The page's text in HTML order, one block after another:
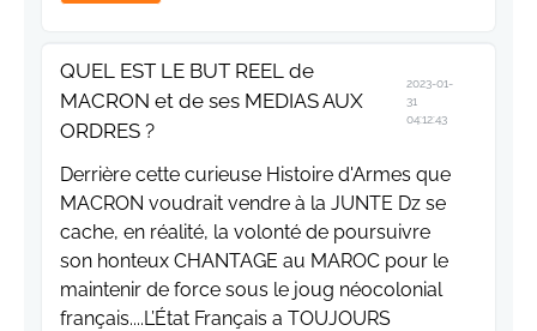
QUEL EST LE BUT REEL de
MACRON et de ses MEDIAS AUX
ORDRES ?
2023-01-
31
04:12:43
Derrière cette curieuse Histoire d'Armes que
MACRON voudrait vendre à la JUNTE Dz se
cache, en réalité, la volonté de poursuivre
son honteux CHANTAGE au MAROC pour le
maintenir de force sous le joug néocolonial
français....L’État Français a TOUJOURS